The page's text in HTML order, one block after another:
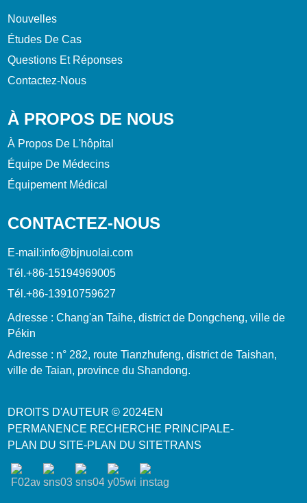
Nouvelles
Études De Cas
Questions Et Réponses
Contactez-Nous
À PROPOS DE NOUS
À Propos De L'hôpital
Équipe De Médecins
Équipement Médical
CONTACTEZ-NOUS
E-mail:info@bjnuolai.com
Tél.+86-15194969005
Tél.+86-13910759627
Adresse : Chang'an Taihe, district de Dongcheng, ville de
Pékin
Adresse : n° 282, route Tianzhufeng, district de Taishan,
ville de Taian, province du Shandong.
DROITS D'AUTEUR © 2024EN
PERMANENCE RECHERCHE PRINCIPALE-
PLAN DU SITE-PLAN DU SITETRANS